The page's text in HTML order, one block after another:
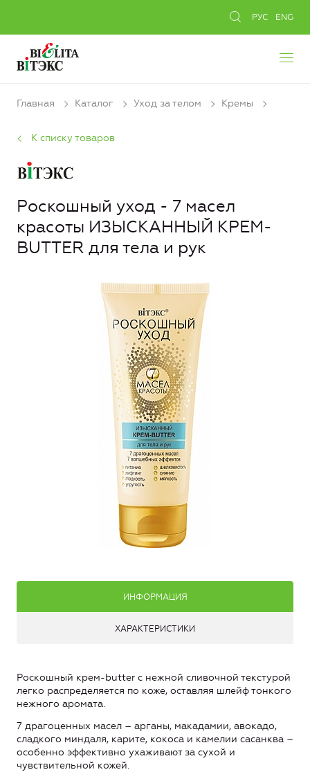
РУС ENG
Главная Каталог Уход за телом Кремы
К списку товаров
Роскошный уход - 7 масел
красоты ИЗЫСКАННЫЙ КРЕМ-
BUTTER для тела и рук
ИНФОРМАЦИЯ
ХАРАКТЕРИСТИКИ
Роскошный крем-butter с нежной сливочной текстурой
легко распределяется по коже, оставляя шлейф тонкого
нежного аромата.
7 драгоценных масел – арганы, макадамии, авокадо,
сладкого миндаля, карите, кокоса и камелии сасанква –
особенно эффективно ухаживают за сухой и
чувствительной кожей.